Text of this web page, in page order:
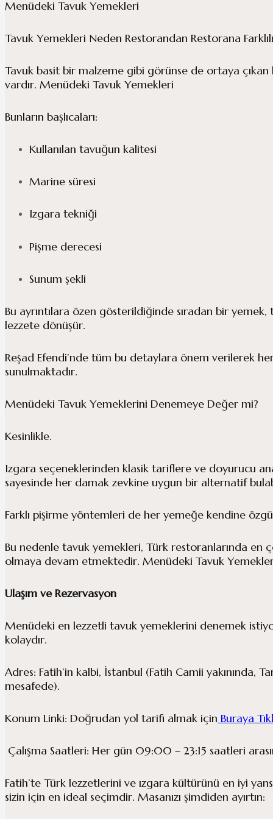
Menüdeki Tavuk Yemekleri
Tavuk Yemekleri Neden Restorandan Restorana
Tavuk basit bir malzeme gibi görünse de ortaya
vardır. Menüdeki Tavuk Yemekleri
Bunların başlıcaları:
Kullanılan tavuğun kalitesi
Marine süresi
Izgara tekniği
Pişme derecesi
Sunum şekli
Bu ayrıntılara özen gösterildiğinde sıradan bir
lezzete dönüşür.
Reşad Efendi’nde tüm bu detaylara önem verilerek
sunulmaktadır.
Menüdeki Tavuk Yemeklerini Denemeye Değer mi?
Kesinlikle.
Izgara seçeneklerinden klasik tariflere ve doyurucu
sayesinde her damak zevkine uygun bir alternatif
Farklı pişirme yöntemleri de her yemeğe kendine
Bu nedenle tavuk yemekleri, Türk restoranlarında en
olmaya devam etmektedir. Menüdeki Tavuk
Ulaşım ve Rezervasyon
Menüdeki en lezzetli tavuk yemeklerini denemek
kolaydır.
Adres: Fatih’in kalbi, İstanbul (Fatih Camii yakınında,
mesafede).
Konum Linki: Doğrudan yol tarifi almak için Buraya
Çalışma Saatleri: Her gün 09:00 – 23:15 saatleri
Fatih’te Türk lezzetlerini ve ızgara kültürünü en iyi
sizin için en ideal seçimdir. Masanızı şimdiden ayırtın: